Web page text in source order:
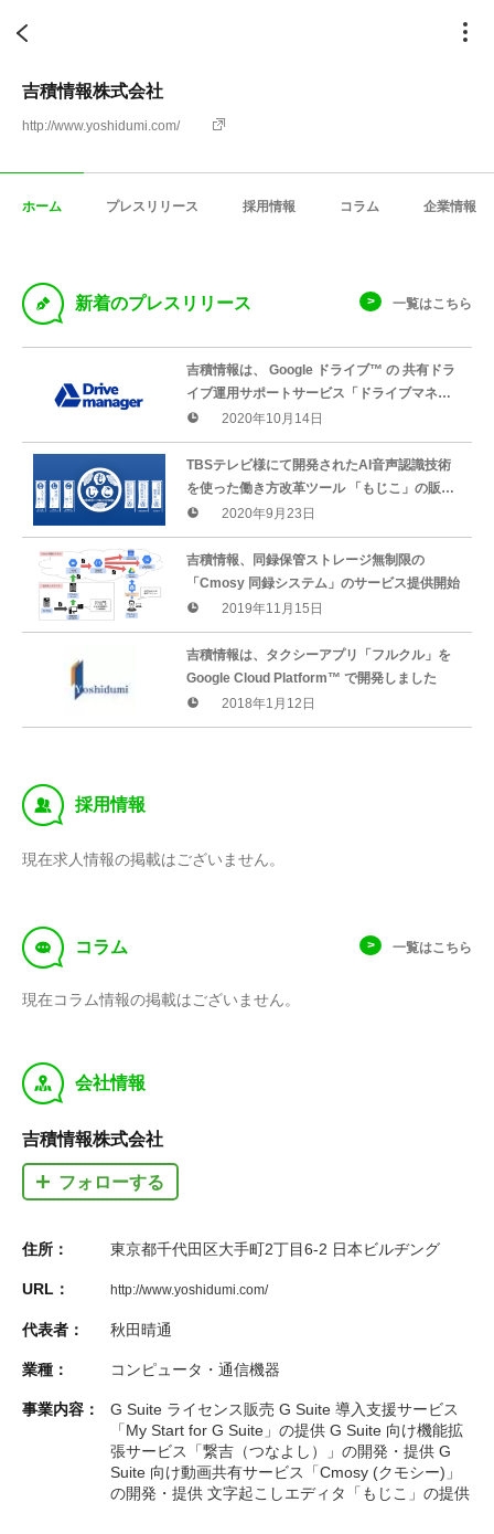
吉積情報株式会社
http://www.yoshidumi.com/
ホーム プレスリリース 採用情報 コラム 企業情報
D 新着のプレスリリース 一覧はこちら
吉積情報は、 Google ドライブ™ の 共有ドラ
イブ運用サポートサービス「ドライブマネー
ジャー」の提供を開始いたします。
2020年10月14日
TBSテレビ様にて開発されたAI音声認識技術
を使った働き方改革ツール 「もじこ」の販売
を開始いたします
2020年9月23日
吉積情報、同録保管ストレージ無制限の
「Cmosy 同録システム」のサービス提供開始
2019年11月15日
吉積情報は、タクシーアプリ「フルクル」を
Google Cloud Platform™ で開発しました
2018年1月12日
‰ 採用情報
現在求人情報の掲載はございません。
f コラム 一覧はこちら
現在コラム情報の掲載はございません。
y 会社情報
吉積情報株式会社
フォローする
住所： 東京都千代田区大手町2丁目6-2 日本ビルヂング
URL： http://www.yoshidumi.com/
代表者： 秋田晴通
業種： コンピュータ・通信機器
事業内容：
G Suite ライセンス販売 G Suite 導入支援サービス
「My Start for G Suite」の提供 G Suite 向け機能拡
張サービス「繋吉（つなよし）」の開発・提供 G
Suite 向け動画共有サービス「Cmosy (クモシー)」
の開発・提供 文字起こしエディタ「もじこ」の提供